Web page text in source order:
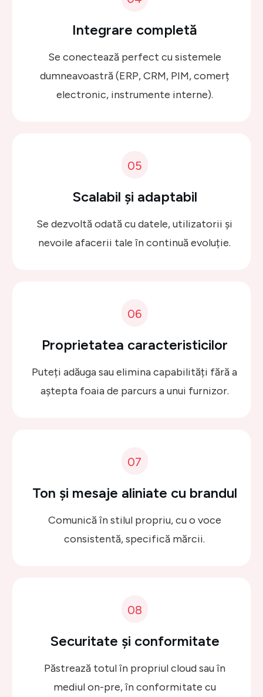
Integrare completă
Se conectează perfect cu sistemele
dumneavoastră (ERP, CRM, PIM, comerț
electronic, instrumente interne).
05
Scalabil și adaptabil
Se dezvoltă odată cu datele, utilizatorii și
nevoile afacerii tale în continuă evoluție.
06
Proprietatea caracteristicilor
Puteți adăuga sau elimina capabilități fără a
aștepta foaia de parcurs a unui furnizor.
07
Ton și mesaje aliniate cu brandul
Comunică în stilul propriu, cu o voce
consistentă, specifică mărcii.
08
Securitate și conformitate
Păstrează totul în propriul cloud sau în
mediul on-pre, în conformitate cu